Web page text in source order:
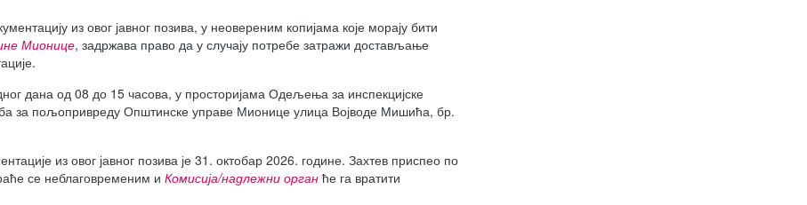
из овог јавног позива, у неовереним копијама које морају бити
Мионице, задржава право да у случају потребе затражи достављање
од 08 до 15 часова, у просторијама Одељења за инспекцијске
за пољопривреду Општинске управе Мионице улица Војводе Мишића, бр.
из овог јавног позива је 31. октобар 2026. године. Захтев приспео по
се неблаговременим и Комисија/надлежни орган ће га вратити